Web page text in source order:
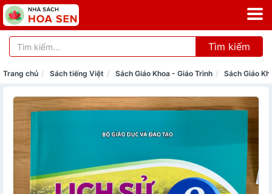
Tìm kiếm
Trang chủ Sách tiếng Việt Sách Giáo Khoa - Giáo Trình Sách Giáo